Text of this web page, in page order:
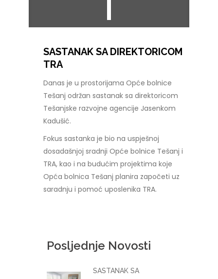
SASTANAK SA DIREKTORICOM
TRA
Danas je u prostorijama Opće bolnice
Tešanj održan sastanak sa direktoricom
Tešanjske razvojne agencije Jasenkom
Kadušić.
Fokus sastanka je bio na uspješnoj
dosadašnjoj sradnji Opće bolnice Tešanj i
TRA, kao i na budućim projektima koje
Opća bolnica Tešanj planira započeti uz
saradnju i pomoć uposlenika TRA.
Posljednje Novosti
SASTANAK SA